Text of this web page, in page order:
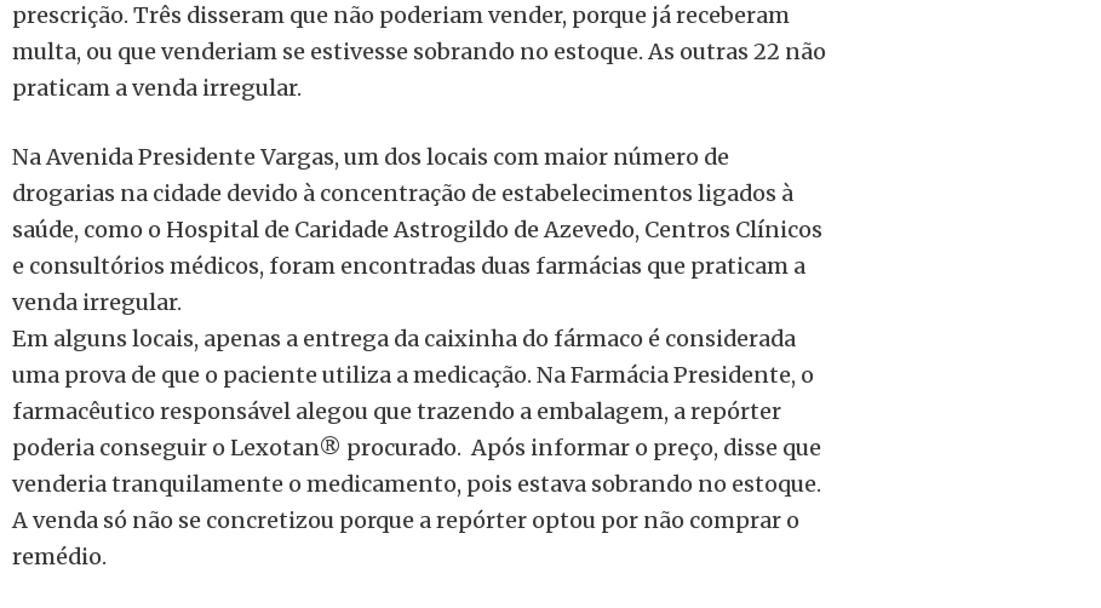
prescrição. Três disseram que não poderiam vender, porque já receberam
multa, ou que venderiam se estivesse sobrando no estoque. As outras 22 não
praticam a venda irregular.
Na Avenida Presidente Vargas, um dos locais com maior número de
drogarias na cidade devido à concentração de estabelecimentos ligados à
saúde, como o Hospital de Caridade Astrogildo de Azevedo, Centros Clínicos
e consultórios médicos, foram encontradas duas farmácias que praticam a
venda irregular.
Em alguns locais, apenas a entrega da caixinha do fármaco é considerada
uma prova de que o paciente utiliza a medicação. Na Farmácia Presidente, o
farmacêutico responsável alegou que trazendo a embalagem, a repórter
poderia conseguir o Lexotan® procurado. Após informar o preço, disse que
venderia tranquilamente o medicamento, pois estava sobrando no estoque.
A venda só não se concretizou porque a repórter optou por não comprar o
remédio.